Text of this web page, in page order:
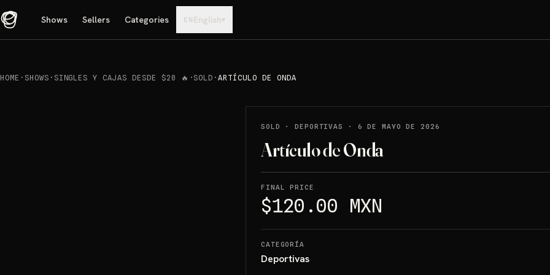
Shows Sellers Categories EN English▾
HOME · SHOWS · SINGLES Y CAJAS DESDE $20 🔥 · SOLD ·ARTÍCULO DE ONDA
SOLD ·DEPORTIVAS · 6 DE MAYO DE 2026
Artículo de Onda
FINAL PRICE
$120.00 MXN
CATEGORÍA
Deportivas